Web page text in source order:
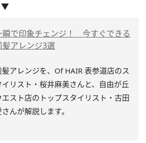
▼
瞬で印象チェンジ！ 今すぐできる
髪アレンジ3選
髪アレンジを、Of HAIR 表参道店のス
イリスト・桜井麻美さんと、自由が丘
エスト店のトップスタイリスト・古田
さんが解説します。